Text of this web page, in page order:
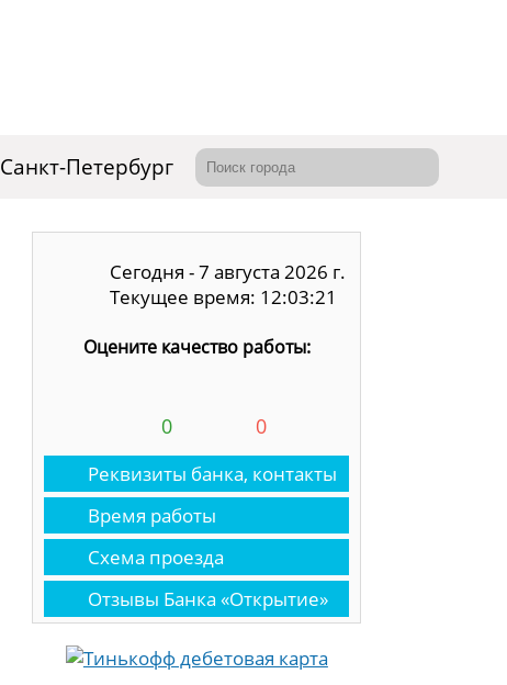
Санкт-Петербург
Сегодня - 7 августа 2026 г.
Текущее время: 12:03:22
Оцените качество работы:
0 0
Реквизиты банка, контакты
Время работы
Схема проезда
Отзывы Банка «Открытие»